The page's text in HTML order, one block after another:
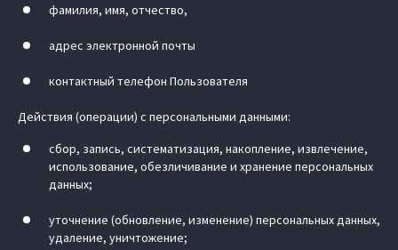
фамилия, имя, отчество,
адрес электронной почты
контактный телефон Пользователя
Действия (операции) с персональными данными:
сбор, запись, систематизация, накопление, извлечение,
использование, обезличивание и хранение персональных
данных;
уточнение (обновление, изменение) персональных данных,
удаление, уничтожение;